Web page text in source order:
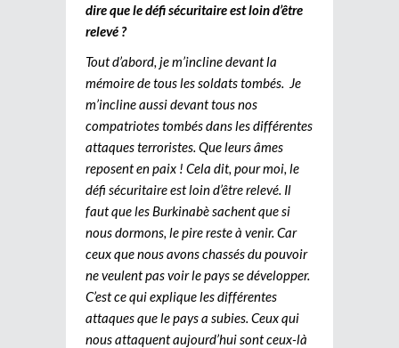
dire que le défi sécuritaire est loin d’être
relevé ?
Tout d’abord, je m’incline devant la
mémoire de tous les soldats tombés. Je
m’incline aussi devant tous nos
compatriotes tombés dans les différentes
attaques terroristes. Que leurs âmes
reposent en paix ! Cela dit, pour moi, le
défi sécuritaire est loin d’être relevé. Il
faut que les Burkinabè sachent que si
nous dormons, le pire reste à venir. Car
ceux que nous avons chassés du pouvoir
ne veulent pas voir le pays se développer.
C’est ce qui explique les différentes
attaques que le pays a subies. Ceux qui
nous attaquent aujourd’hui sont ceux-là